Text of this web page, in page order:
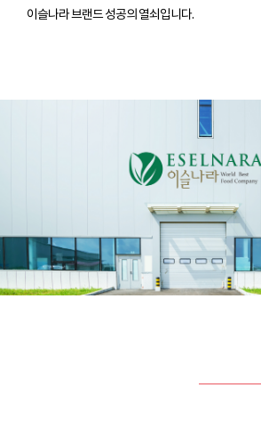
이슬나라 브랜드 성공의 열쇠입니다.